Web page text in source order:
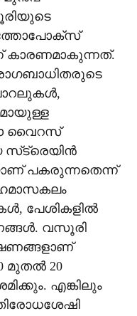
വൈറസ്
സ്‌ട്രെയിന്‍
പകരുന്നതെന്ന്
പേശികളില്‍
വസൂരി
മുതല്‍ 20
എങ്കിലും